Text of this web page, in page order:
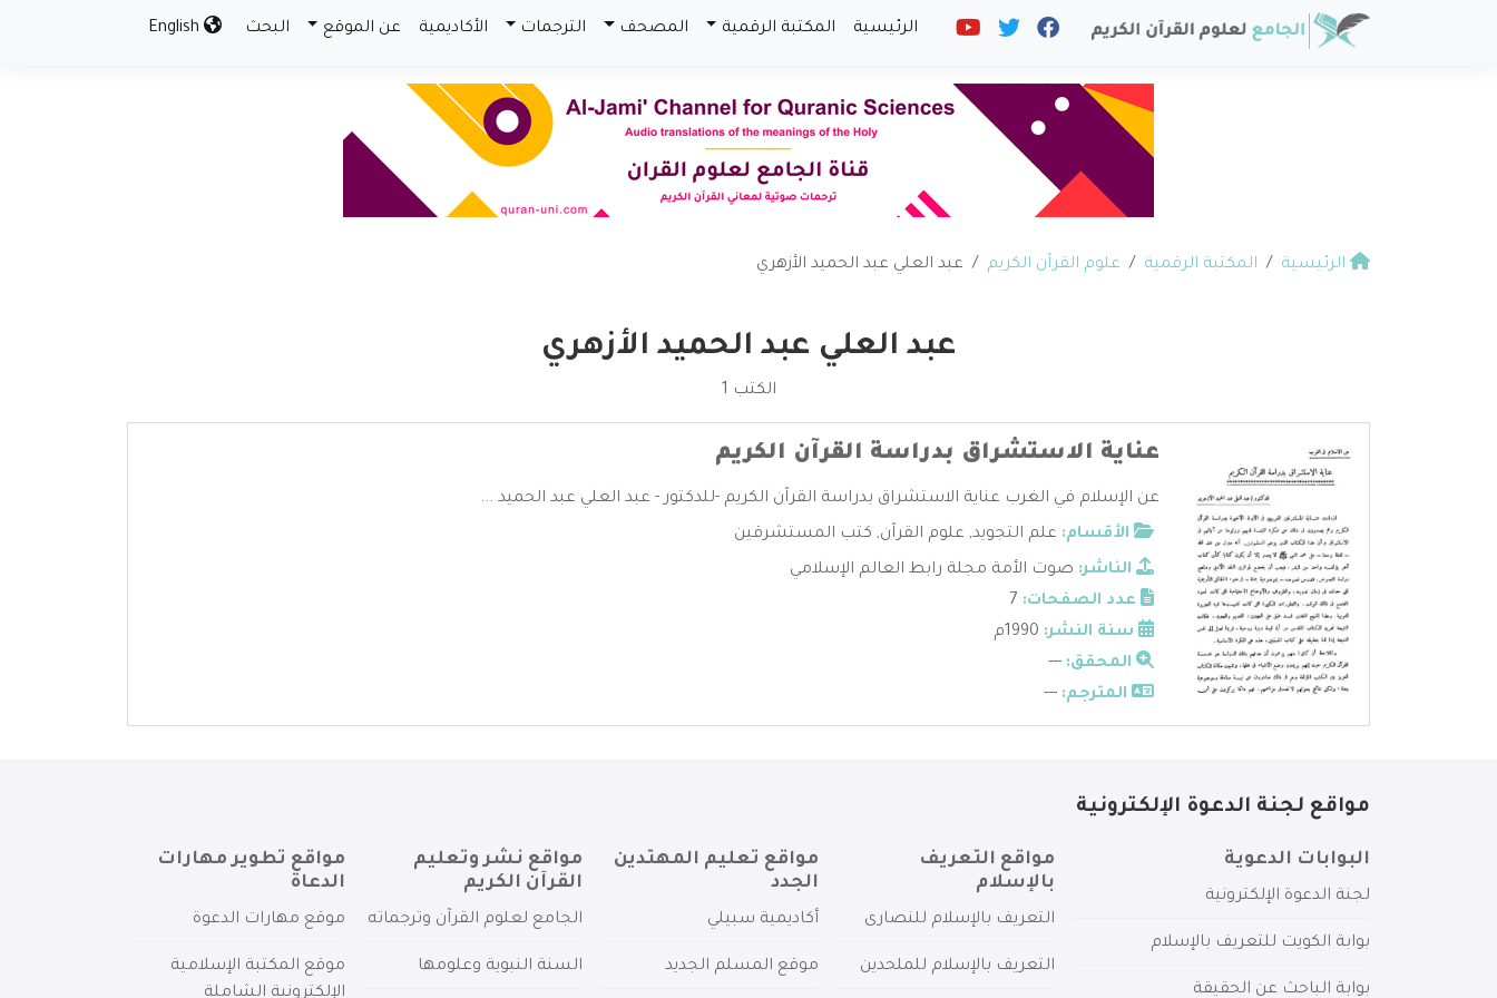
الرئيسية المكتبة الرقمية المصحف الترجمات الأكاديمية عن الموقع البحث
الرئيسية المكتبة الرقمية علوم القرآن الكريم عبد العلي عبد الحميد الأزهري
عبد العلي عبد الحميد الأزهري
الكتب 1
عناية الاستشراق بدراسة القرآن الكريم
عن الإسلام في الغرب عناية الاستشراق بدراسة القرآن الكريم -للدكتور - عبد العلي عبد الحميد ...
الأقسام: علم التجويد, علوم القرآن, كتب المستشرقين
الناشر: صوت الأمة مجلة رابط العالم الإسلامي
عدد الصفحات:
سنة النشر:
المحقق: ---
المترجم: ---
مواقع لجنة الدعوة الإلكترونية
البوابات الدعوية
لجنة الدعوة الإلكترونية
بوابة الكويت للتعريف بالإسلام
بوابة الباحث عن الحقيقة
مواقع التعريف
بالإسلام
التعريف بالإسلام للنصارى
التعريف بالإسلام للملحدين
مواقع تعليم المهتدين
الجدد
أكاديمية سبيلي
موقع المسلم الجديد
مواقع نشر وتعليم
القرآن الكريم
الجامع لعلوم القرآن وترجماته
السنة النبوية وعلومها
مواقع تطوير مهارات
الدعاة
موقع مهارات الدعوة
موقع المكتبة الإسلامية
الإلكترونية الشاملة